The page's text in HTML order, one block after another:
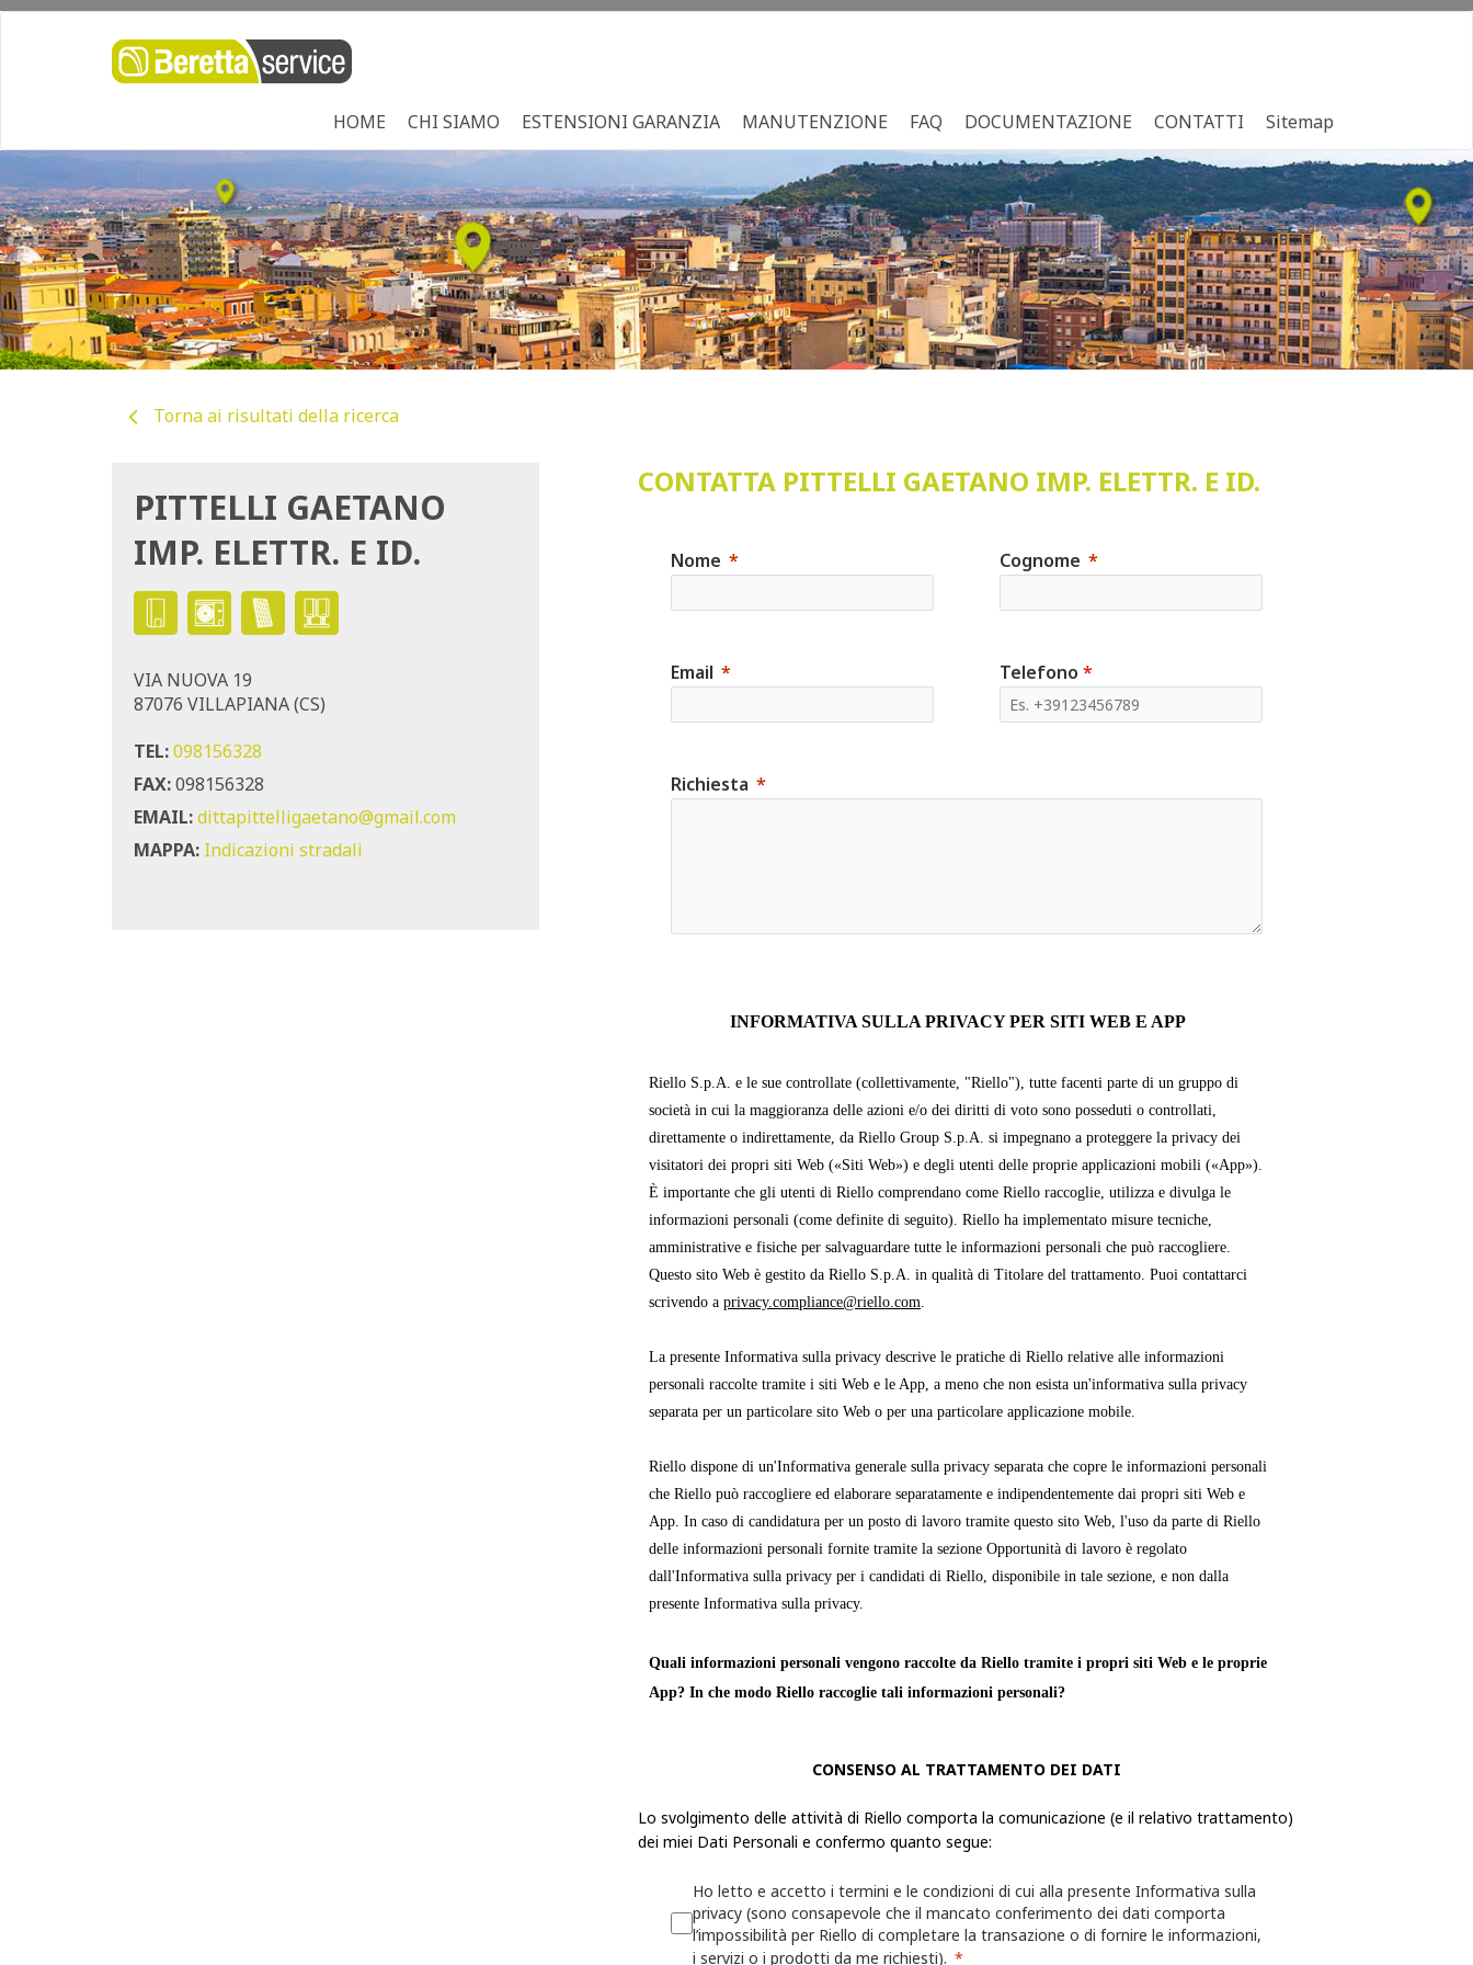
HOME CHI SIAMO ESTENSIONI GARANZIA MANUTENZIONE FAQ DOCUMENTAZIONE CONTATTI Sitemap
Torna ai risultati della ricerca
PITTELLI GAETANO
IMP. ELETTR. E ID.
VIA NUOVA 19
87076 VILLAPIANA (CS)
TEL:098156328
FAX:098156328
EMAIL:dittapittelligaetano@gmail.com
MAPPA: Indicazioni stradali
CONTATTA PITTELLI GAETANO IMP. ELETTR. E ID.
Nome Cognome
Email Telefono *
Richiesta
INFORMATIVA SULLA PRIVACY PER SITI WEB E APP
Riello S.p.A. e le sue controllate (collettivamente, "Riello"), tutte facenti parte di un gruppo di
società in cui la maggioranza delle azioni e/o dei diritti di voto sono posseduti o controllati,
direttamente o indirettamente, da Riello Group S.p.A. si impegnano a proteggere la privacy dei
visitatori dei propri siti Web («Siti Web») e degli utenti delle proprie applicazioni mobili («App»).
È importante che gli utenti di Riello comprendano come Riello raccoglie, utilizza e divulga le
informazioni personali (come definite di seguito). Riello ha implementato misure tecniche,
amministrative e fisiche per salvaguardare tutte le informazioni personali che può raccogliere.
Questo sito Web è gestito da Riello S.p.A. in qualità di Titolare del trattamento. Puoi contattarci
scrivendo a privacy.compliance@riello.com
La presente Informativa sulla privacy descrive le pratiche di Riello relative alle informazioni
personali raccolte tramite i siti Web e le App, a meno che non esista un'informativa sulla privacy
separata per un particolare sito Web o per una particolare applicazione mobile.
Riello dispone di un'Informativa generale sulla privacy separata che copre le informazioni personali
che Riello può raccogliere ed elaborare separatamente e indipendentemente dai propri siti Web e
App. In caso di candidatura per un posto di lavoro tramite questo sito Web, l'uso da parte di Riello
delle informazioni personali fornite tramite la sezione Opportunità di lavoro è regolato
dall'Informativa sulla privacy per i candidati di Riello, disponibile in tale sezione, e non dalla
presente Informativa sulla privacy.
Quali informazioni personali vengono raccolte da Riello tramite i propri siti Web e le proprie
App? In che modo Riello raccoglie tali informazioni personali?
identificabile o può essere identificata. Riello raccoglie, utilizza ed elabora le Informazioni
propri siti Web e app.
possibilità di decidere se fornirle o meno. Se l'utente sceglie di non fornire alcuna delle
Informazioni personali richieste, Riello potrebbe non essere in grado di completare la transazione o
CONSENSO AL TRATTAMENTO DEI DATI
Lo svolgimento delle attività di Riello comporta la comunicazione (e il relativo trattamento)
dei miei Dati Personali e confermo quanto segue:
Ho letto e accetto i termini e le condizioni di cui alla presente Informativa sulla
privacy (sono consapevole che il mancato conferimento dei dati comporta
l’impossibilità per Riello di completare la transazione o di fornire le informazioni,
i servizi o i prodotti da me richiesti).